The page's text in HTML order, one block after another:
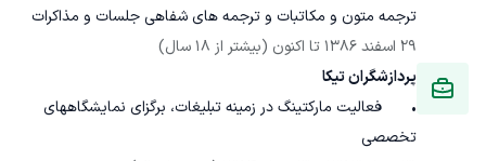
ترجمه متون و مکاتبات و ترجمه های شفاهی جلسات و مذاکرات
29 اسفند 1386
تا اکنون (بیشتر از 18 سال)
پردازشگران تیکا
•	فعالیت مارکتینگ در زمینه تبلیغات، برگزای نمایشگاههای
تخصصی